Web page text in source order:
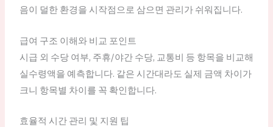
음이 덜한 환경을 시작점으로 삼으면 관리가 쉬워집니다.
급여 구조 이해와 비교 포인트
시급 외 수당 여부, 주휴/야간 수당, 교통비 등 항목을 비교해
실수령액을 예측합니다. 같은 시간대라도 실제 금액 차이가
크니 항목별 차이를 꼭 확인합니다.
효율적 시간 관리 및 지원 팁